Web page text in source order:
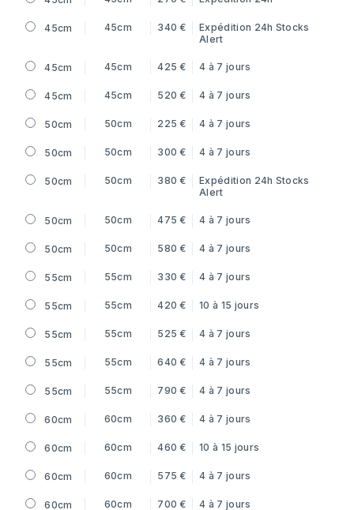
45cm 45cm 340 € Expédition 24h Stocks
Alert
45cm 45cm 425 € 4 à 7 jours
45cm 45cm 520 € 4 à 7 jours
50cm 50cm 225 € 4 à 7 jours
50cm 50cm 300 € 4 à 7 jours
50cm 50cm 380 € Expédition 24h Stocks
Alert
50cm 50cm 475 € 4 à 7 jours
50cm 50cm 580 € 4 à 7 jours
55cm 55cm 330 € 4 à 7 jours
55cm 55cm 420 € 10 à 15 jours
55cm 55cm 525 € 4 à 7 jours
55cm 55cm 640 € 4 à 7 jours
55cm 55cm 790 € 4 à 7 jours
60cm 60cm 360 € 4 à 7 jours
60cm 60cm 460 € 10 à 15 jours
60cm 60cm 575 € 4 à 7 jours
60cm 60cm 700 € 4 à 7 jours